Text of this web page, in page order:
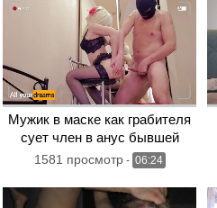
Мужик в маске как грабителя
сует член в анус бывшей
жены
1581 просмотр- 06:24